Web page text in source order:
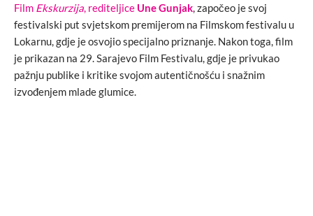
Film Ekskurzija , rediteljice Une Gunjak , započeo je svoj
festivalski put svjetskom premijerom na Filmskom festivalu u
Lokarnu, gdje je osvojio specijalno priznanje. Nakon toga, film
je prikazan na 29. Sarajevo Film Festivalu, gdje je privukao
pažnju publike i kritike svojom autentičnošću i snažnim
izvođenjem mlade glumice.